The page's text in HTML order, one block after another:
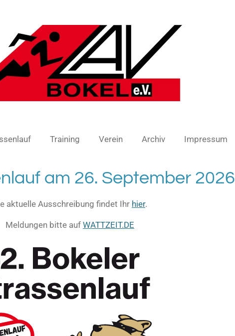
Training Verein Archiv Impressum
am 26. September 2026
aktuelle Ausschreibung findet Ihr hier.
Meldungen bitte auf WATTZEIT.DE